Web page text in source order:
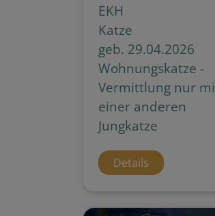
EKH
Katze
geb. 29.04.2026
Wohnungskatze -
Vermittlung nur
einer anderen
Jungkatze
Details